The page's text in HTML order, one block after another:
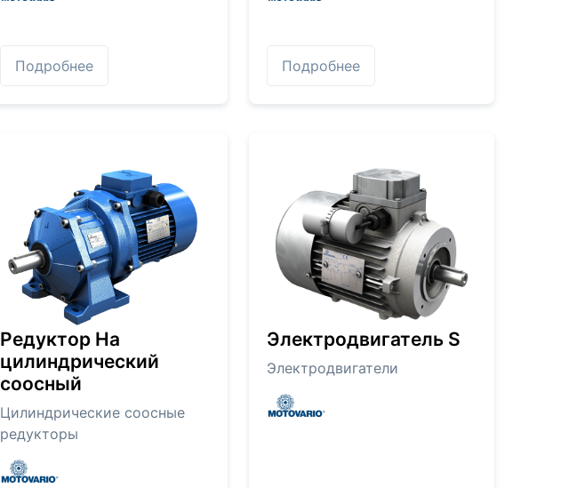
Подробнее Подробнее
Редуктор Ha
цилиндрический
соосный
Цилиндрические соосные
редукторы
Электродвигатель S
Электродвигатели